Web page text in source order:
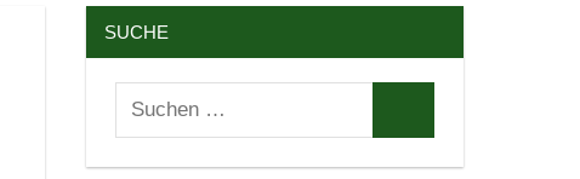
SUCHE
Suchen
nach: